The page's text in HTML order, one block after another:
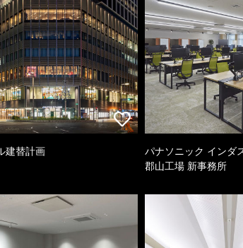
建替計画
パナソニック インダ
郡山工場 新事務所